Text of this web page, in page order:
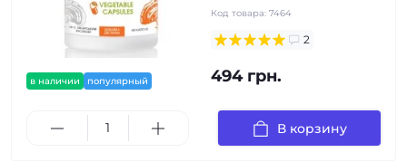
в наличии популярный
Код товара: 7464
2
494 грн.
В корзину